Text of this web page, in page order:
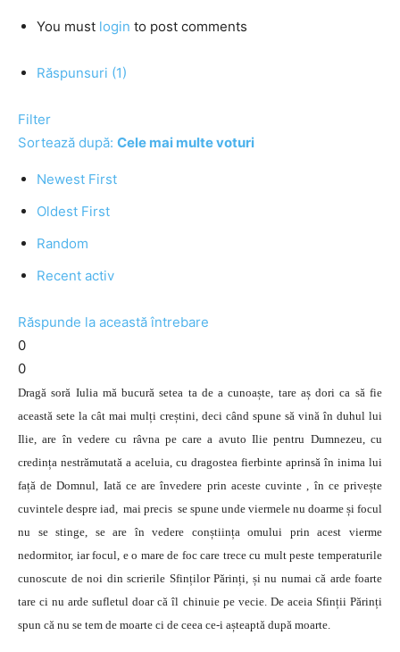
You must login to post comments
Răspunsuri (1)
Filter
Sortează după: Cele mai multe voturi
Newest First
Oldest First
Random
Recent activ
Răspunde la această întrebare
0
0
Dragă soră Iulia mă bucură setea ta de a cunoaște, tare aș dori ca să fie
această sete la cât mai mulți creștini, deci când spune să vină în duhul lui
Ilie, are în vedere cu râvna pe care a avuto Ilie pentru Dumnezeu, cu
credința nestrămutată a aceluia, cu dragostea fierbinte aprinsă în inima lui
față de Domnul, Iată ce are învedere prin aceste cuvinte , în ce privește
cuvintele despre iad, mai precis se spune unde viermele nu doarme și focul
nu se stinge, se are în vedere conștiința omului prin acest vierme
nedormitor, iar focul, e o mare de foc care trece cu mult peste temperaturile
cunoscute de noi din scrierile Sfinților Părinți, și nu numai că arde foarte
tare ci nu arde sufletul doar că îl chinuie pe vecie. De aceia Sfinții Părinți
spun că nu se tem de moarte ci de ceea ce-i așteaptă după moarte.